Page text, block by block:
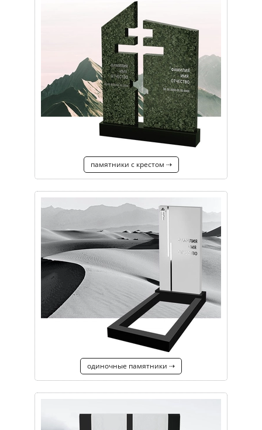
памятники с крестом ⇢
одиночные памятники ⇢